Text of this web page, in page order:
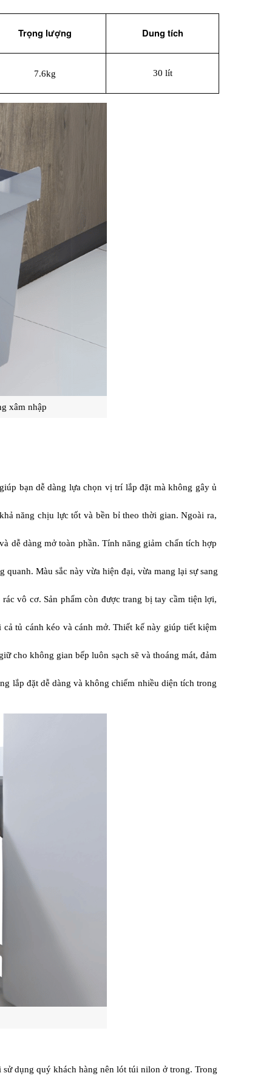
Trọng lượng Dung tích
7.6kg 30 lít
xâm nhập
bạn dễ dàng lựa chọn vị trí lắp đặt mà không gây ủ
năng chịu lực tốt và bền bỉ theo thời gian. Ngoài ra,
dễ dàng mở toàn phần. Tính năng giảm chấn tích hợp
Màu sắc này vừa hiện đại, vừa mang lại sự sang
vô cơ. Sản phẩm còn được trang bị tay cầm tiện lợi,
tủ cánh kéo và cánh mở. Thiết kế này giúp tiết kiệm
cho không gian bếp luôn sạch sẽ và thoáng mát, đảm
lắp đặt dễ dàng và không chiếm nhiều diện tích trong
dụng quý khách hàng nên lót túi nilon ở trong. Trong